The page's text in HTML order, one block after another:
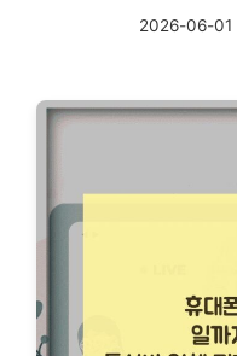
2026-06-01